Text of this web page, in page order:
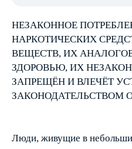
НЕЗАКОННОЕ
НАРКОТИЧЕСКИХ
ВЕЩЕСТВ, ИХ
ЗДОРОВЬЮ, ИХ
ЗАПРЕЩЁН И ВЛЕЧЁТ
ЗАКОНОДАТЕЛЬСТВОМ
Люди, живущие в